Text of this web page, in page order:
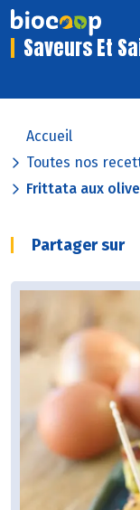
Saveurs Et
Accueil
Toutes nos
Frittata aux
Partager sur